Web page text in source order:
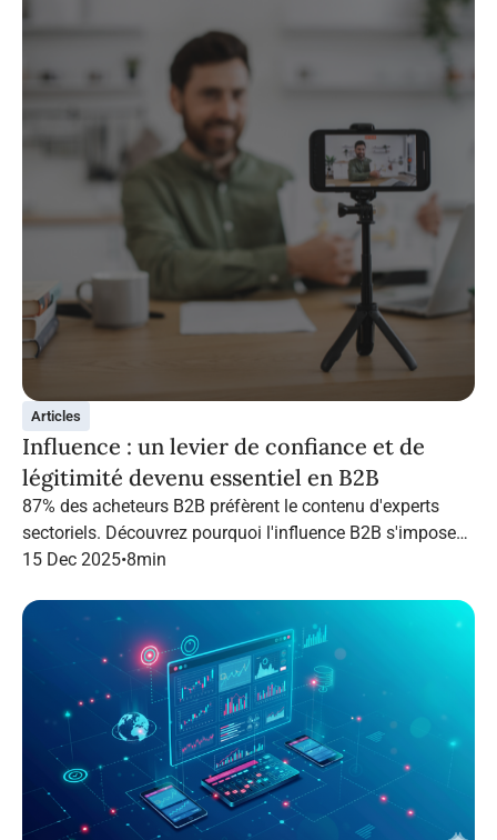
Articles
Influence : un levier de confiance et de
légitimité devenu essentiel en B2B
87% des acheteurs B2B préfèrent le contenu d'experts
sectoriels. Découvrez pourquoi l'influence B2B s'impose
en 2026 et comment structurer une campagne qui
15 Dec 2025•8min